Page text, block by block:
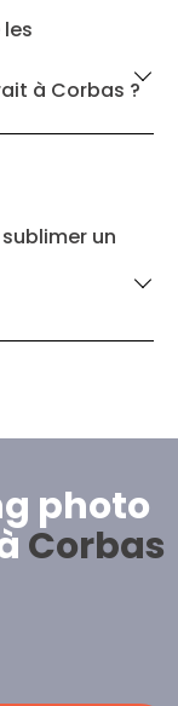
à Corbas ?
un
photo
Corbas